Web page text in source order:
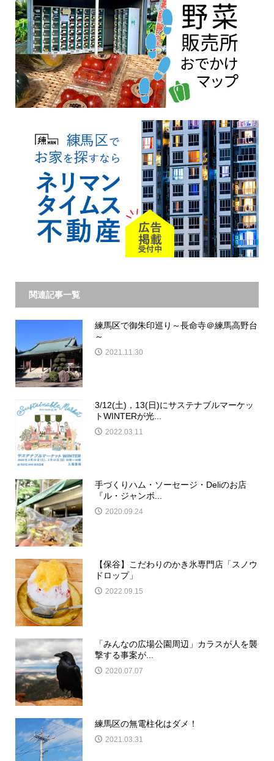
関連記事一覧
練馬区で御朱印巡り～長命寺＠練馬高野台
～
2021.11.30
3/12(土)，13(日)にサステナブルマーケッ
トWINTERが光...
2022.03.11
手づくりハム・ソーセージ・Deliのお店
『ル・ジャンボ...
2020.09.24
【保谷】こだわりのかき氷専門店「スノウ
ドロップ」
2022.09.15
「みんなの広場公園周辺」カラスが人を襲
撃する事案が...
2020.07.07
練馬区の無電柱化はダメ！
2021.03.31